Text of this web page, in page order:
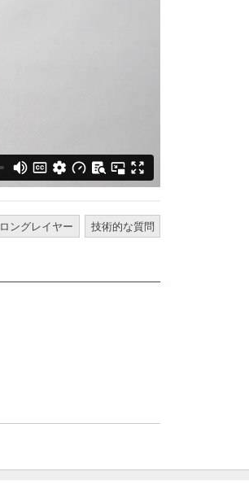
ロングレイヤー 技術的な質問